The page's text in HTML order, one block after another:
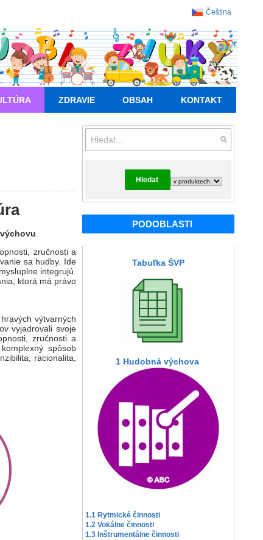
Čeština
ZDRAVIE OBSAH KONTAKT
Hledat
PODOBLASTI
Tabuľka ŠVP
1 Hudobná výchova
1.1 Rytmické činnosti
1.2 Vokálne činnosti
1.3 Inštrumentálne činnosti
zručnosti a
sa hudby. Ide
integrujú.
ktorá má právo
výtvarných
vyjadrovali svoje
zručnosti a
spôsob
racionalita,